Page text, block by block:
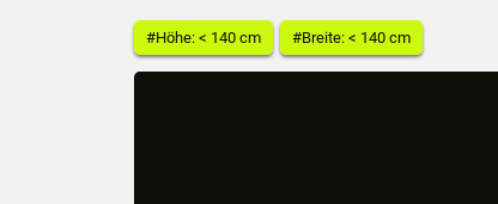
#Höhe: < 140 cm #Breite: < 140 cm